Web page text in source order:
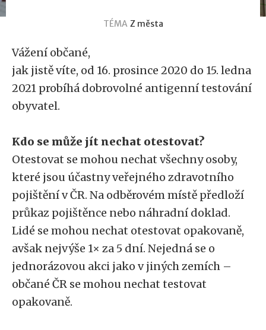
TÉMA Z města
Vážení občané,
jak jistě víte, od 16. prosince 2020 do 15. ledna
2021 probíhá dobrovolné antigenní testování
obyvatel.
Kdo se může jít nechat otestovat?
Otestovat se mohou nechat všechny osoby,
které jsou účastny veřejného zdravotního
pojištění v ČR. Na odběrovém místě předloží
průkaz pojištěnce nebo náhradní doklad.
Lidé se mohou nechat otestovat opakovaně,
avšak nejvýše 1× za 5 dní. Nejedná se o
jednorázovou akci jako v jiných zemích –
občané ČR se mohou nechat testovat
opakovaně.